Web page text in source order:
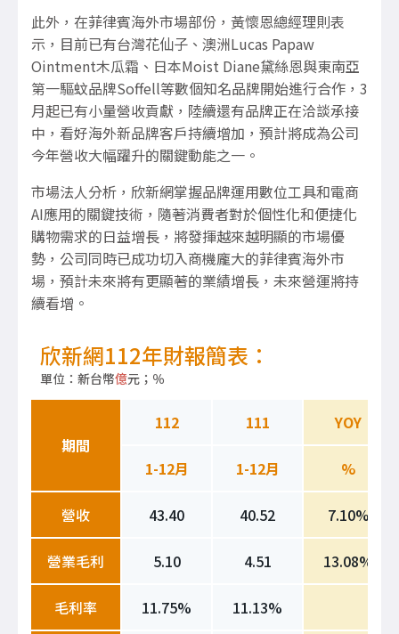
此外，在菲律賓海外市場部份，黃懷恩總經理則表
示，目前已有台灣花仙子、澳洲Lucas Papaw
Ointment木瓜霜、日本Moist Diane黛絲恩與東南亞
第一驅蚊品牌Soffell等數個知名品牌開始進行合作， 3
月起已有小量營收貢獻，陸續還有品牌正在洽談承接
中，看好海外新品牌客戶持續增加，預計將成為公司
今年營收大幅躍升的關鍵動能之一。
市場法人分析，欣新網掌握品牌運用數位工具和電商
AI應用的關鍵技術，隨著消費者對於個性化和便捷化
購物需求的日益增長，將發揮越來越明顯的市場優
勢，公司同時已成功切入商機龐大的菲律賓海外市
場，預計未來將有更顯著的業績增長，未來營運將持
續看增。
欣新網112年財報簡表：
單位：新台幣億元；％
期間
112 111 YOY
1-12月 1-12月 %
營收 43.40 40.52 7.10%
營業毛利 5.10 4.51 13.08%
毛利率 11.75% 11.13%